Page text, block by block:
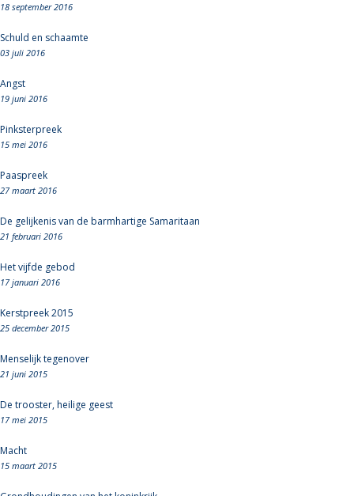
18 september 2016
Schuld en schaamte
03 juli 2016
Angst
19 juni 2016
Pinksterpreek
15 mei 2016
Paaspreek
27 maart 2016
De gelijkenis van de barmhartige Samaritaan
21 februari 2016
Het vijfde gebod
17 januari 2016
Kerstpreek 2015
25 december 2015
Menselijk tegenover
21 juni 2015
De trooster, heilige geest
17 mei 2015
Macht
15 maart 2015